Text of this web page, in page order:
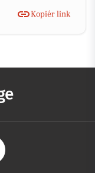
Kopiér link